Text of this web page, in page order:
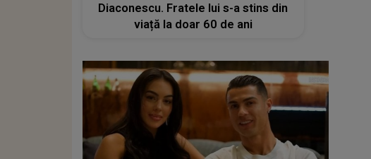
Diaconescu. Fratele lui s-a stins din
viață la doar 60 de ani